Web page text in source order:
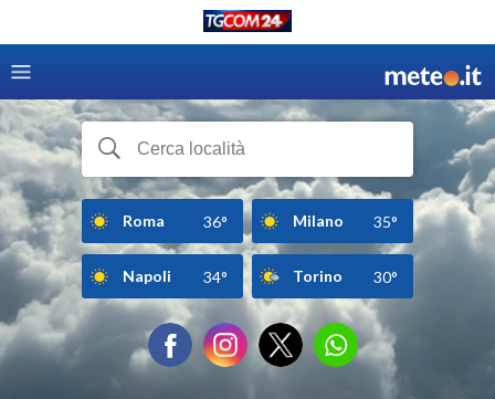
Roma 36° Milano 35°
Napoli 34° Torino 30°